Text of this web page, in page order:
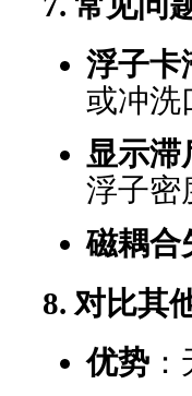
浮子卡
或冲洗
显示滞
浮子密
磁耦合
8. 对比其
优势